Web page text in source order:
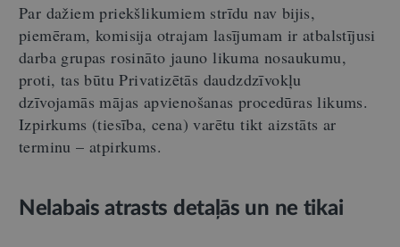
Par dažiem priekšlikumiem strīdu nav bijis,
piemēram, komisija otrajam lasījumam ir atbalstījusi
darba grupas rosināto jauno likuma nosaukumu,
proti, tas būtu Privatizētās daudzdzīvokļu
dzīvojamās mājas apvienošanas procedūras likums.
Izpirkums (tiesība, cena) varētu tikt aizstāts ar
terminu – atpirkums.
Nelabais atrasts detaļās un ne tikai